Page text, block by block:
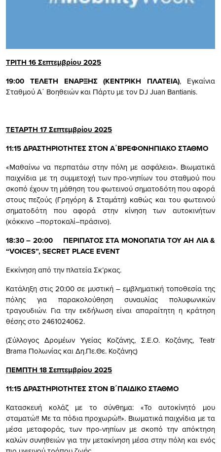
ΤΡΙΤΗ 16 Σεπτεμβρίου 2025
19:00 ΤΕΛΕΤΗ ΕΝΑΡΞΗΣ (ΚΕΝΤΡΙΚΗ ΠΛΑΤΕΙΑ), Εγκαίνια
Σταθμού Α΄ Βοηθειών και Πάρτυ με τον DJ Juan Bantianis.
ΤΕΤΑΡΤΗ 17 Σεπτεμβρίου 2025
11:15 ΔΡΑΣΤΗΡΙΟΤΗΤΕΣ ΣΤΟΝ Α΄ΒΡΕΦΟΝΗΠΙΑΚΟ ΣΤΑΘΜΟ
«Μαθαίνω να περπατάω στην πόλη με ασφάλεια». Βιωματικά
παιχνίδια με τη συμμετοχή των προ-νηπίων του σταθμού που
σκοπό έχουν τη μάθηση του φωτεινού σηματοδότη που αφορά
στους πεζούς (Γρηγόρη & Σταμάτη) καθώς και του φωτεινού
σηματοδότη που αφορά στην κίνηση των αυτοκινήτων
(κόκκινο –πορτοκαλί–πράσινο).
18:30 – 20:00 ΠΕΡΙΠΑΤΟΣ ΣΤΑ ΜΟΝΟΠΑΤΙΑ ΤΟΥ ΑΗ ΛΙΑ &
“VOICES”, SECRET PLACE EVENT
Εκκίνηση από την πλατεία Σκ’ρκας.
Κατάληξη στις 20:00 σε μυστική – εμβληματική τοποθεσία της
πόλης για παρακολούθηση συναυλίας πολυφωνικών
τραγουδιών. Για την εκδήλωση είναι απαραίτητη η κράτηση
θέσης στο 2461024062.
(Σύλλογος Δρομέων Υγείας Κοζάνης, Σ.Ε.Ο. Κοζάνης, Teatr
Brama Πολωνίας και Δη.Πε.Θε. Κοζάνης)
ΠΕΜΠΤΗ 18 Σεπτεμβρίου 2025
11:15 ΔΡΑΣΤΗΡΙΟΤΗΤΕΣ ΣΤΟΝ Β΄ΠΑΙΔΙΚΟ ΣΤΑΘΜΟ
Κατασκευή κολάζ με το σύνθημα: «Το αυτοκίνητό μου
σταματώ!! Με τα πόδια προχωρώ!!». Βιωματικά παιχνίδια με τα
μέσα μεταφοράς, των προ-νηπίων με σκοπό την απόκτηση
καλών συνηθειών για την μετακίνηση μέσα στην πόλη και ενός